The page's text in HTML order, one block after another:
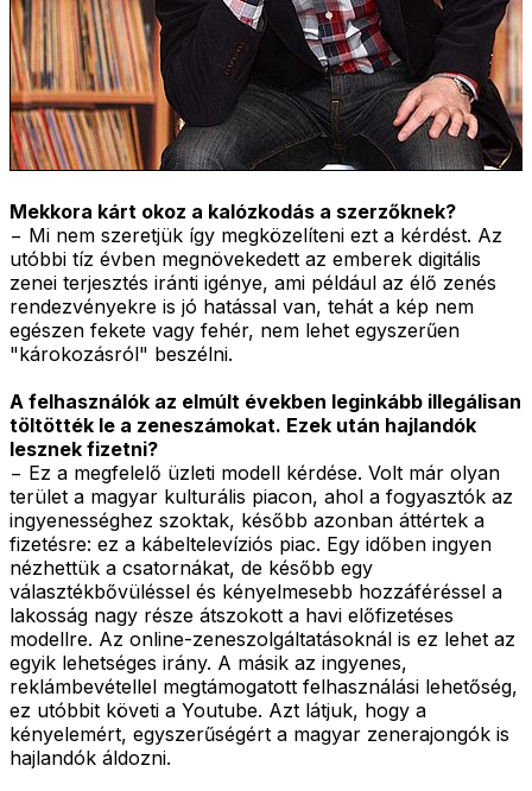
Mekkora kárt okoz a kalózkodás a szerzőknek?
− Mi nem szeretjük így megközelíteni ezt a kérdést. Az
utóbbi tíz évben megnövekedett az emberek digitális
zenei terjesztés iránti igénye, ami például az élő zenés
rendezvényekre is jó hatással van, tehát a kép nem
egészen fekete vagy fehér, nem lehet egyszerűen
"károkozásról" beszélni.
A felhasználók az elmúlt években leginkább illegálisan
töltötték le a zeneszámokat. Ezek után hajlandók
lesznek fizetni?
− Ez a megfelelő üzleti modell kérdése. Volt már olyan
terület a magyar kulturális piacon, ahol a fogyasztók az
ingyenességhez szoktak, később azonban áttértek a
fizetésre: ez a kábeltelevíziós piac. Egy időben ingyen
nézhettük a csatornákat, de később egy
választékbővüléssel és kényelmesebb hozzáféréssel a
lakosság nagy része átszokott a havi előfizetéses
modellre. Az online-zeneszolgáltatásoknál is ez lehet az
egyik lehetséges irány. A másik az ingyenes,
reklámbevétellel megtámogatott felhasználási lehetőség,
ez utóbbit követi a Youtube. Azt látjuk, hogy a
kényelemért, egyszerűségért a magyar zenerajongók is
hajlandók áldozni.